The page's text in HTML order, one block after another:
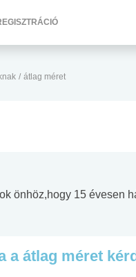
/ átlag méret
önhöz,hogy 15 évesen
a átlag méret